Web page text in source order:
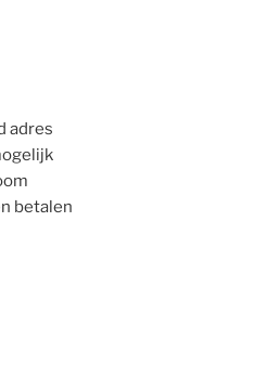
adres
betalen